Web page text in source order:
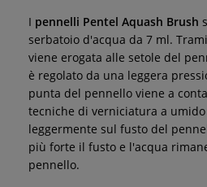
I pennelli Pentel Aquash Brush
serbatoio d'acqua da 7 ml.
viene erogata alle setole del
è regolato da una leggera
punta del pennello viene a
tecniche di verniciatura a
leggermente sul fusto del
più forte il fusto e l'acqua
pennello.